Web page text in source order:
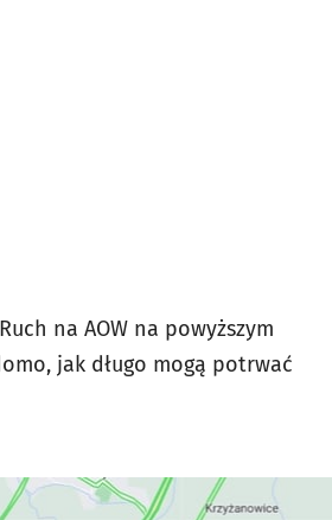
na AOW na powyższym
jak długo mogą potrwać